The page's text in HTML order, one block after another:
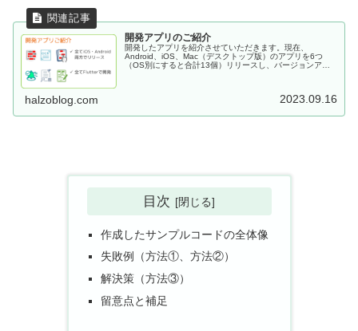
開発アプリのご紹介
開発したアプリを紹介させていただきます。現在、
Android、iOS、Mac（デスクトップ版）のアプリを6つ
（OS別にすると合計13個）リリースし、バージョンアッ
halzoblog.com 2023.09.16
目次
作成したサンプルコードの全体像
失敗例（方法①、方法②）
解決策（方法③）
留意点と補足